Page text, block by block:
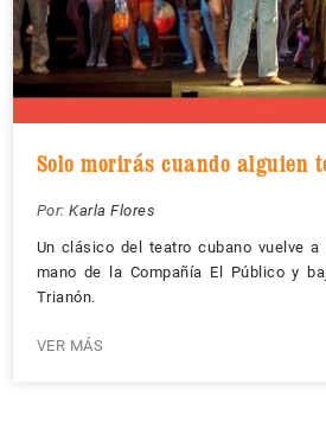
Solo morirás cuando alguien
Por: Karla Flores
Un clásico del teatro cubano vuelve
mano de la Compañía El Público y
Trianón.
VER MÁS